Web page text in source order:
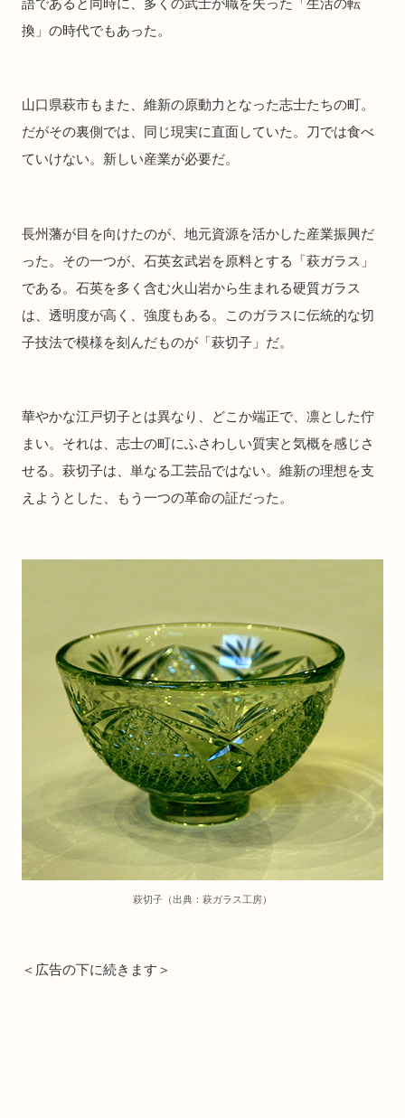
語であると同時に、多くの武士が職を失った「生活の転
換」の時代でもあった。
山口県萩市もまた、維新の原動力となった志士たちの町。
だがその裏側では、同じ現実に直面していた。刀では食べ
ていけない。新しい産業が必要だ。
長州藩が目を向けたのが、地元資源を活かした産業振興だ
った。その一つが、石英玄武岩を原料とする「萩ガラス」
である。石英を多く含む火山岩から生まれる硬質ガラス
は、透明度が高く、強度もある。このガラスに伝統的な切
子技法で模様を刻んだものが「萩切子」だ。
華やかな江戸切子とは異なり、どこか端正で、凛とした佇
まい。それは、志士の町にふさわしい質実と気概を感じさ
せる。萩切子は、単なる工芸品ではない。維新の理想を支
えようとした、もう一つの革命の証だった。
萩切子（出典：萩ガラス工房）
＜広告の下に続きます＞